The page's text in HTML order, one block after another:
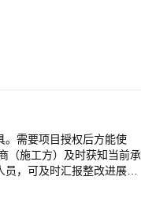
正面集结、建筑驻防，不
始,后续活动更加精彩! 这
。需要项目授权后方能使
（施工方）及时获知当前承
，可及时汇报整改进展，
现开发商和承建商的无纸
所主板上市（0909.H